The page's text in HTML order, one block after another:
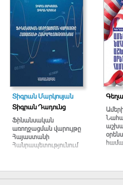
Տիգրան Մարկոսյան
Տիգրան Դադունց
Ֆինանսական
առողջացման վարույթը
Հայաստանի
Հանրապետությունում